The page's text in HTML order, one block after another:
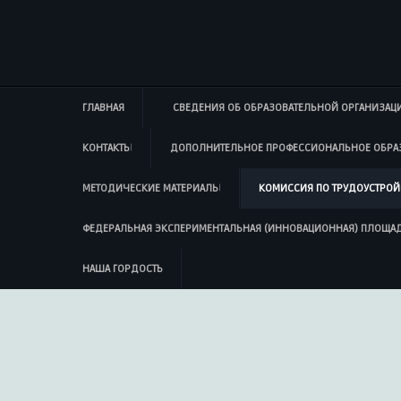
ГЛАВНАЯ СВЕДЕНИЯ ОБ ОБРАЗОВАТЕЛЬНОЙ
КОНТАКТЫ ДОПОЛНИТЕЛЬНОЕ ПРОФЕССИОНАЛЬНОЕ
МЕТОДИЧЕСКИЕ МАТЕРИАЛЫ КОМИССИЯ ПО
ФЕДЕРАЛЬНАЯ ЭКСПЕРИМЕНТАЛЬНАЯ (ИННОВАЦИОННАЯ)
НАША ГОРДОСТЬ